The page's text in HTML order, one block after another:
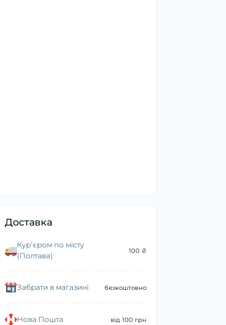
Доставка
Курʼєром по місту
(Полтава)
100 ₴
Забрати в магазині безкоштовно
Нова Пошта від 100 грн